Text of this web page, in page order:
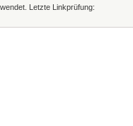
Letzte Linkprüfung: